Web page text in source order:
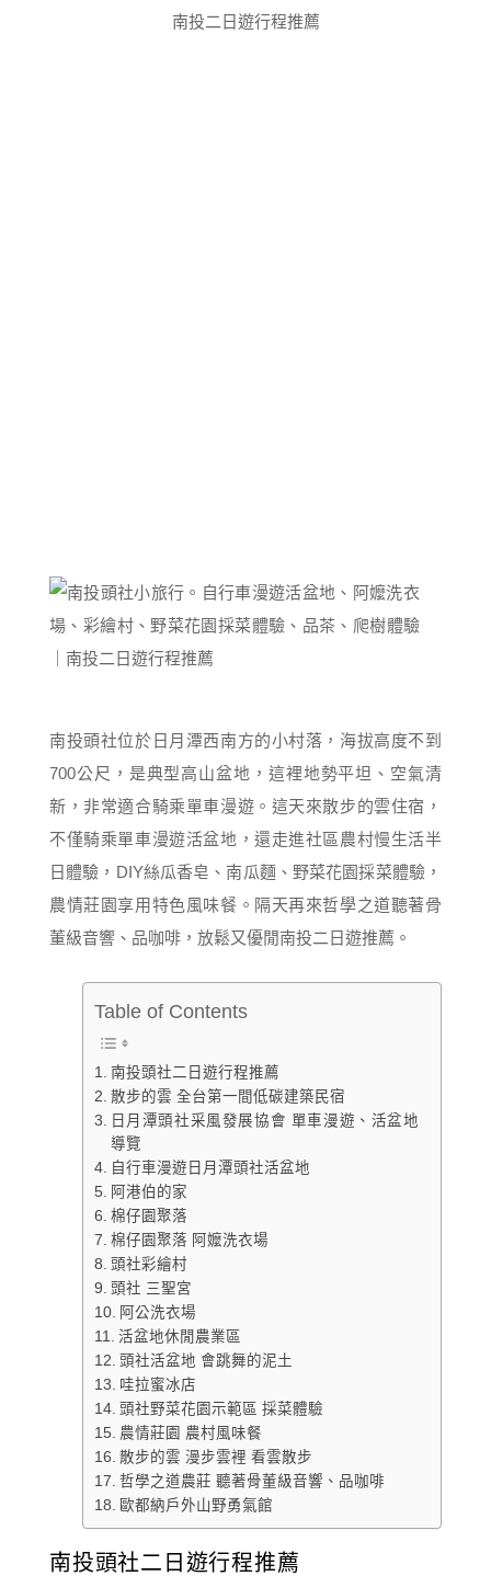
南投頭社位於日月潭西南方的小村落，海拔高度不到
700公尺，是典型高山盆地，這裡地勢平坦、空氣清
新，非常適合騎乘單車漫遊。這天來散步的雲住宿，
不僅騎乘單車漫遊活盆地，還走進社區農村慢生活半
日體驗，DIY絲瓜香皂、南瓜麵、野菜花園採菜體驗，
農情莊園享用特色風味餐。隔天再來哲學之道聽著骨
董級音響、品咖啡，放鬆又優閒南投二日遊推薦。
Table of Contents
南投頭社二日遊行程推薦
散步的雲 全台第一間低碳建築民宿
日月潭頭社采風發展協會 單車漫遊、活盆地
導覽
自行車漫遊日月潭頭社活盆地
阿港伯的家
棉仔園聚落
棉仔園聚落 阿嬤洗衣場
頭社彩繪村
頭社 三聖宮
阿公洗衣場
活盆地休閒農業區
頭社活盆地 會跳舞的泥土
哇拉蜜冰店
頭社野菜花園示範區 採菜體驗
農情莊園 農村風味餐
散步的雲 漫步雲裡 看雲散步
哲學之道農莊 聽著骨董級音響、品咖啡
歐都納戶外山野勇氣館
南投頭社二日遊行程推薦